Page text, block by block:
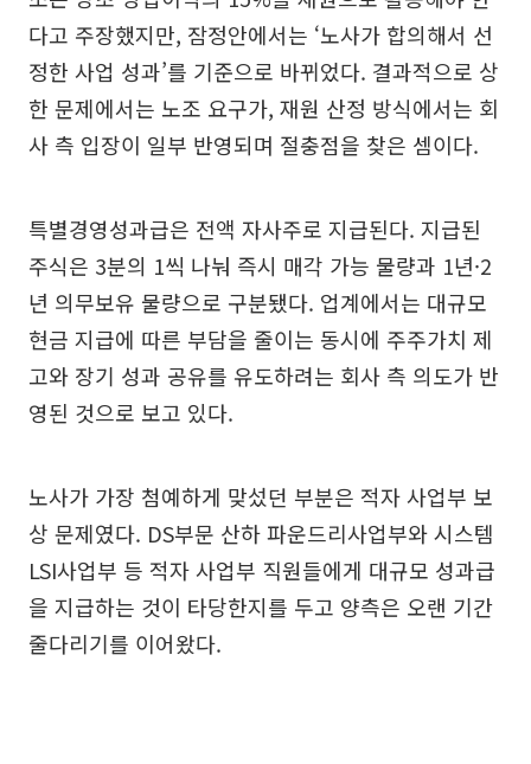
다고 주장했지만, 잠정안에서는 ‘노사가 합의해서 선
정한 사업 성과’를 기준으로 바뀌었다. 결과적으로 상
한 문제에서는 노조 요구가, 재원 산정 방식에서는 회
사 측 입장이 일부 반영되며 절충점을 찾은 셈이다.
특별경영성과급은 전액 자사주로 지급된다. 지급된
주식은 3분의 1씩 나눠 즉시 매각 가능 물량과 1년·2
년 의무보유 물량으로 구분됐다. 업계에서는 대규모
현금 지급에 따른 부담을 줄이는 동시에 주주가치 제
고와 장기 성과 공유를 유도하려는 회사 측 의도가 반
영된 것으로 보고 있다.
노사가 가장 첨예하게 맞섰던 부분은 적자 사업부 보
상 문제였다. DS부문 산하 파운드리사업부와 시스템
LSI사업부 등 적자 사업부 직원들에게 대규모 성과급
을 지급하는 것이 타당한지를 두고 양측은 오랜 기간
줄다리기를 이어왔다.